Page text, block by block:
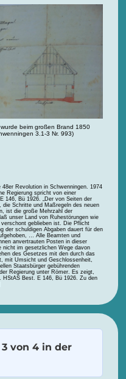
beim großen Brand 1850
3.1-3 Nr. 993)
Revolution in Schwenningen. 1974
Regierung spricht von einer
146, Bü 1926. „Der von Seiten der
die Schritte und Maßregeln des neuen
ist die große Mehrzahl der
unser Land von Ruhestörungen wie
geblieben ist. Die Pflicht
der schuldigen Abgaben dauert für den
… Alle Beamten und
anvertrauten Posten in dieser
nicht im gesetzlichen Wege davon
des Gesetzes mit den durch das
mit Umsicht und Geschlossenheit,
Staatsbürger gebührenden
Regierung unter Römer. Es zeigt,
Best. E 146, Bü 1926. Zu den
von 4 in der